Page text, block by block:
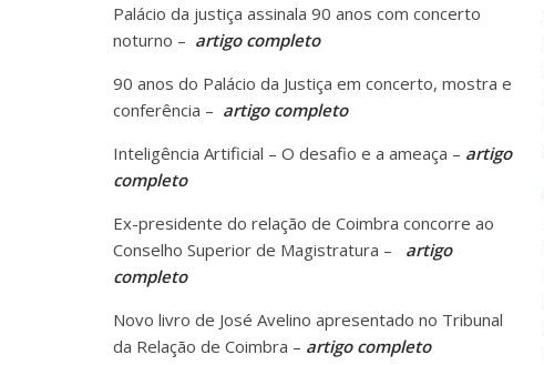
Palácio da justiça assinala 90 anos com concerto
noturno – artigo completo
90 anos do Palácio da Justiça em concerto, mostra e
conferência – artigo completo
Inteligência Artificial – O desafio e a ameaça – artigo
completo
Ex-presidente do relação de Coimbra concorre ao
Conselho Superior de Magistratura –
artigo
completo
Novo livro de José Avelino apresentado no Tribunal
da Relação de Coimbra – artigo completo